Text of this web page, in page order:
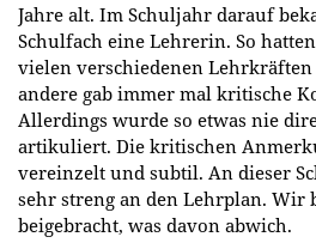
Jahre alt. Im Schuljahr darauf
Schulfach eine Lehrerin. So
vielen verschiedenen
andere gab immer mal kritische
Allerdings wurde so etwas nie
artikuliert. Die kritischen
vereinzelt und subtil. An dieser
sehr streng an den Lehrplan. Wir
beigebracht, was davon abwich.